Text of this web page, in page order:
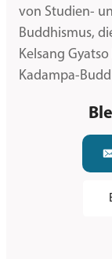
von Studien-
Buddhismus,
Kelsang
Kadampa-